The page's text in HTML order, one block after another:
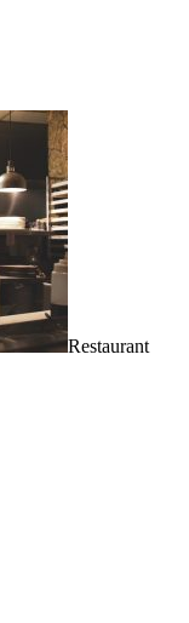
Restaurant